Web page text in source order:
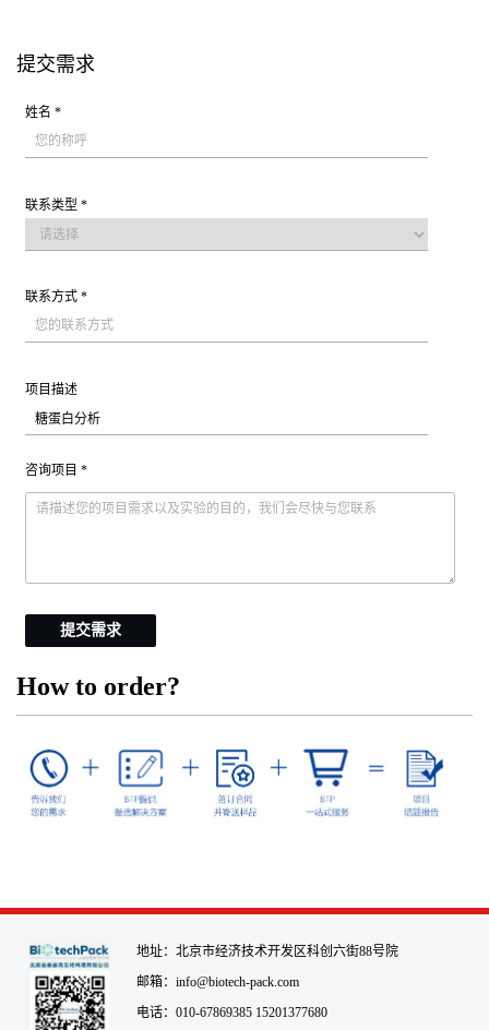
提交需求
姓名 *
联系类型 *
联系方式 *
项目描述
咨询项目 *
提交需求
How to order?
地址：北京市经济技术开发区科创六街88号院
邮箱：info@biotech-pack.com
电话：010-67869385 15201377680